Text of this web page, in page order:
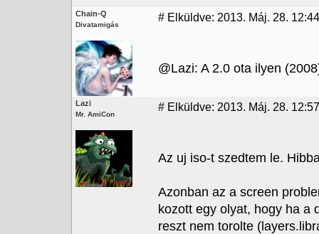
Chain-Q
Divatamigás
# Elküldve: 2013. Máj. 28. 12:44
@Lazi: A 2.0 ota ilyen
Lazi
Mr. AmiCon
# Elküldve: 2013. Máj. 28.
Az uj iso-t szedtem le.
Azonban az a screen
kozott egy olyat, hogy ha a
reszt nem torolte